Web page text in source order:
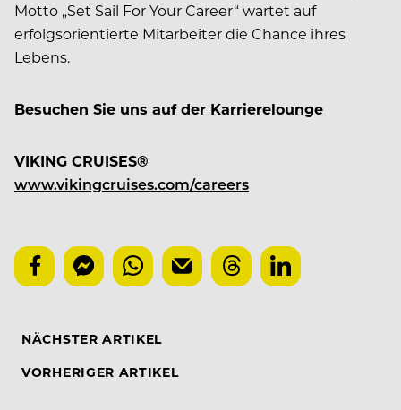
Motto „Set Sail For Your Career“ wartet auf
erfolgsorientierte Mitarbeiter die Chance ihres
Lebens.
Besuchen Sie uns auf der Karrierelounge
VIKING CRUISES®
www.vikingcruises.com/careers
NÄCHSTER ARTIKEL
VORHERIGER ARTIKEL